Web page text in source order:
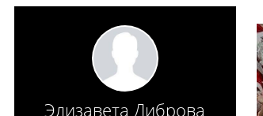
Элизавета Диброва